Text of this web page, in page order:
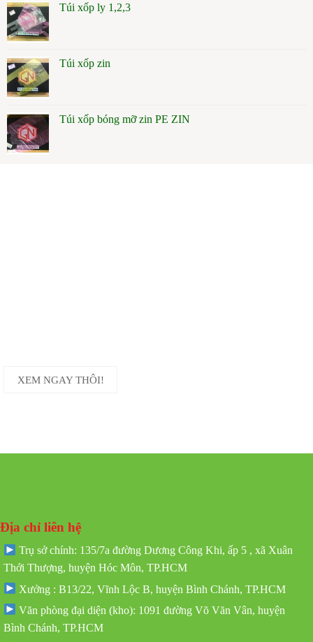
Túi xốp ly 1,2,3
Túi xốp zin
Túi xốp bóng mỡ zin PE ZIN
XEM NGAY THÔI!
Địa chỉ liên hệ
Trụ sở chính: 135/7a đường Dương Công Khi, ấp 5 , xã Xuân
Thới Thượng, huyện Hóc Môn, TP.HCM
Xưởng : B13/22, Vĩnh Lộc B, huyện Bình Chánh, TP.HCM
Văn phòng đại diện (kho): 1091 đường Võ Văn Vân, huyện
Bình Chánh, TP.HCM